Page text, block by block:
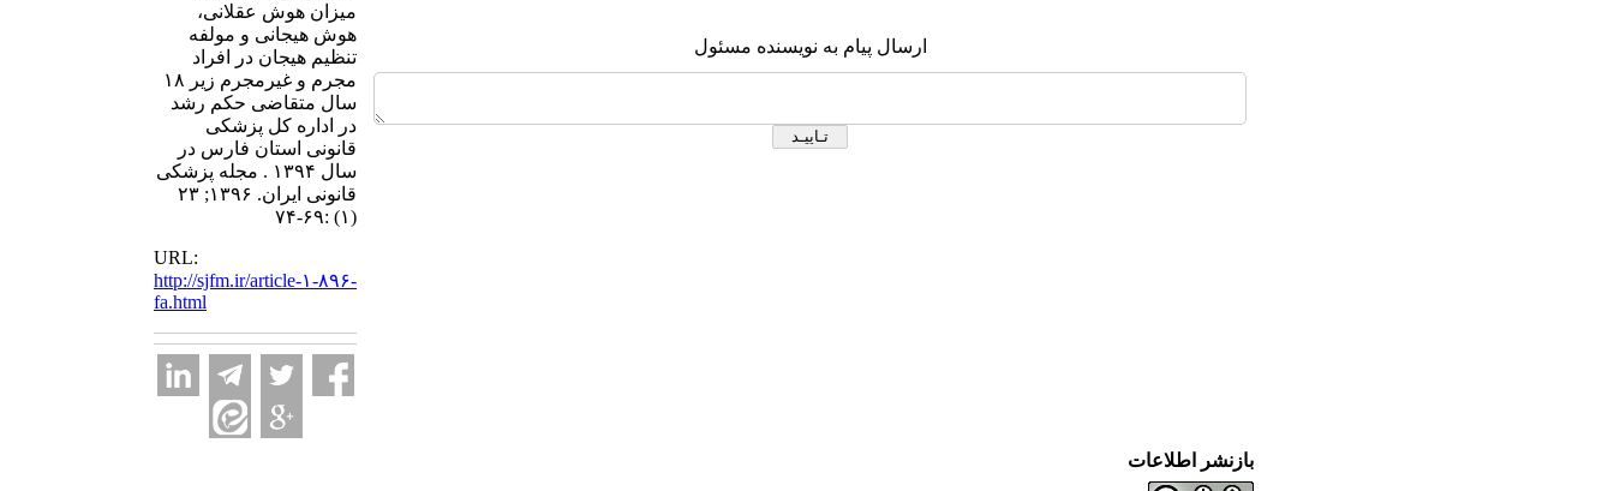
ارسال پیام به نویسنده مسئول
میزان هوش عقلانی،
هوش هیجانی و مولفه
تنظیم هیجان در افراد
مجرم و غیرمجرم زیر ۱۸
سال متقاضی حکم رشد
در اداره کل پزشکی
قانونی استان فارس در
سال ۱۳۹۴ . مجله پزشکی
قانونی ایران. ۱۳۹۶; ۲۳
(۱) :۶۹-۷۴
URL:
http://sjfm.ir/article-۱-۸۹۶-
fa.html
بازنشر اطلاعات